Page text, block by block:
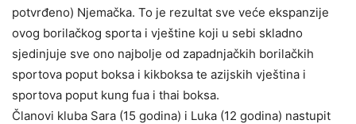
potvrđeno) Njemačka. To je rezultat sve veće ekspanzije
ovog borilačkog sporta i vještine koji u sebi skladno
sjedinjuje sve ono najbolje od zapadnjačkih borilačkih
sportova poput boksa i kikboksa te azijskih vještina i
sportova poput kung fua i thai boksa.
Članovi kluba Sara (15 godina) i Luka (12 godina) nastupit